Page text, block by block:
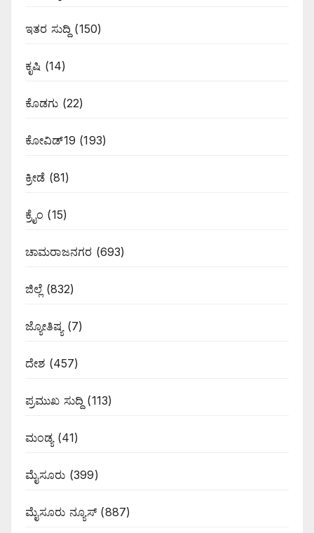
ಇತರ ಸುದ್ದಿ (150)
ಕೃಷಿ (14)
ಕೊಡಗು (22)
ಕೋವಿಡ್19 (193)
ಕ್ರೀಡೆ (81)
ಕ್ರೈಂ (15)
ಚಾಮರಾಜನಗರ (693)
ಜಿಲ್ಲೆ (832)
ಜ್ಯೋತಿಷ್ಯ(7)
ದೇಶ (457)
ಪ್ರಮುಖ ಸುದ್ದಿ (113)
ಮಂಡ್ಯ(41)
ಮೈಸೂರು (399)
ಮೈಸೂರು ನ್ಯೂಸ್(887)